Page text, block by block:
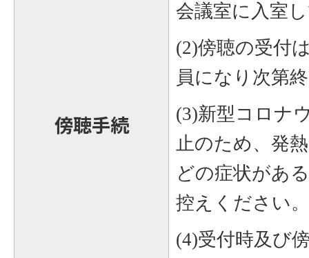
傍聴手続
会議室に入室
(2)傍聴の受付
員になり次第
(3)新型コロナ
止のため、発熱
どの症状があ
控えください。
(4)受付時及び